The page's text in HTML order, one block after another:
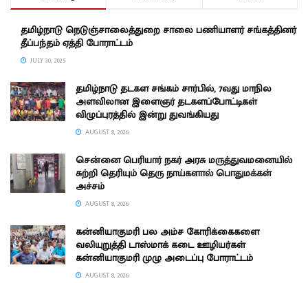
தமிழ்நாடு நெடுஞ்சாலைத்துறை சாலை பணியாளர் சங்கத்தினர்
தீப்பந்தம் ஏத்தி போராட்டம்
JULY 30, 2025
தமிழ்நாடு தடகள சங்கம் சார்பில், 7வது மாநில
அளவிலான இளைஞர் தடகளப்போட்டிகள்
விழுப்புரத்தில் இன்று துவங்கியது
AUGUST 8, 2026
சென்னை பெரியார் நகர் அரசு மருத்துவமனையில்
சுற்றி தெரியும் தெரு நாய்களால் பொதுமக்கள்
அச்சம்
AUGUST 8, 2026
கன்னியாகுமரி பல அம்ச கோரிக்கைகளை
வலியுறுத்தி டாஸ்மாக் கடை ஊழியர்கள்
கன்னியாகுமரி முழு அடைப்பு போராட்டம்
AUGUST 8, 2026